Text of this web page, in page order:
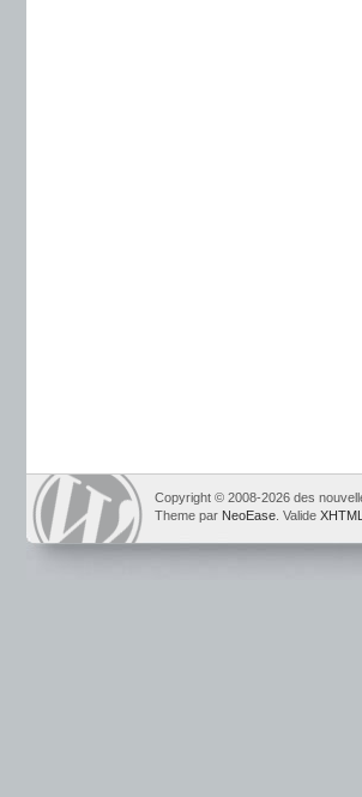
Copyright © 2008-2026 des
Theme par NeoEase . Valide